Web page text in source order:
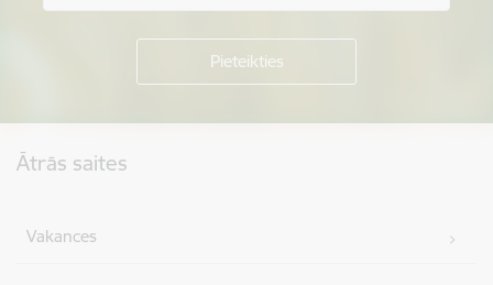
Ātrās saites
Vakances